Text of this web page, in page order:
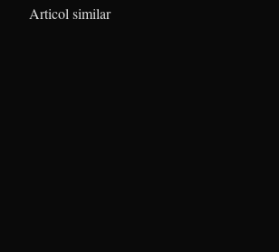
În legătură cu
Articol similar